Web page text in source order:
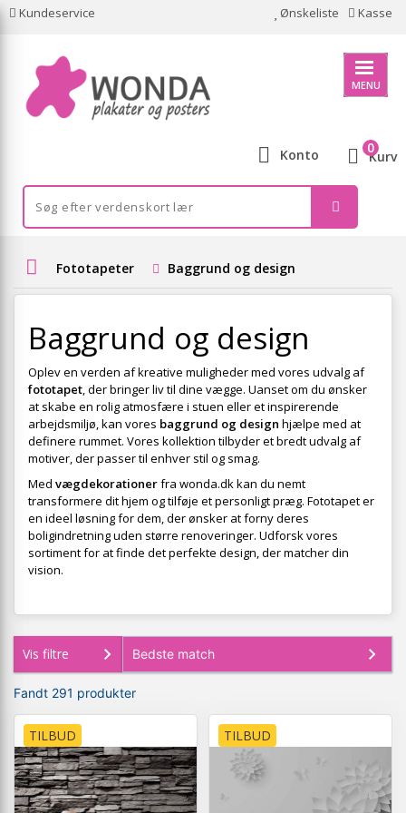
Kundeservice Ønskeliste Kasse
MENU
Konto Kurv
0
Fototapeter Baggrund og design
Baggrund og design
Oplev en verden af kreative muligheder med vores udvalg af
fototapet, der bringer liv til dine vægge. Uanset om du ønsker
at skabe en rolig atmosfære i stuen eller et inspirerende
arbejdsmiljø, kan vores baggrund og design hjælpe med at
definere rummet. Vores kollektion tilbyder et bredt udvalg af
motiver, der passer til enhver stil og smag.
Med vægdekorationerfra wonda.dk kan du nemt
transformere dit hjem og tilføje et personligt præg. Fototapet er
en ideel løsning for dem, der ønsker at forny deres
boligindretning uden større renoveringer. Udforsk vores
sortiment for at finde det perfekte design, der matcher din
vision.
Vis filtre
Fandt 291 produkter
TILBUD TILBUD